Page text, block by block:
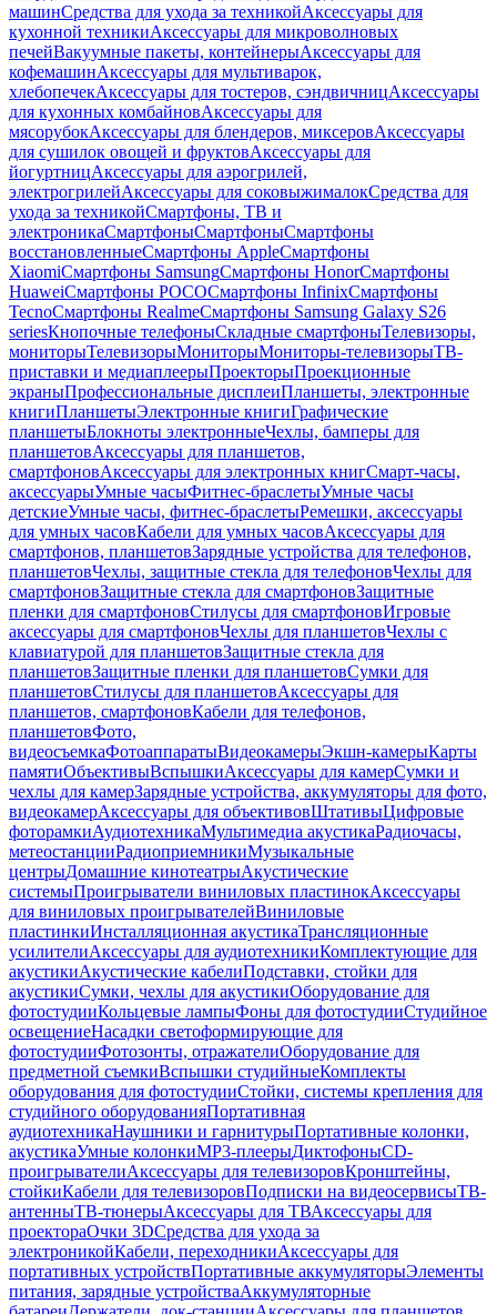
машинСредства для ухода за техникойАксессуары для
кухонной техникиАксессуары для микроволновых
печейВакуумные пакеты, контейнерыАксессуары для
кофемашинАксессуары для мультиварок,
хлебопечекАксессуары для тостеров, сэндвичницАксессуары
для кухонных комбайновАксессуары для
мясорубокАксессуары для блендеров, миксеровАксессуары
для сушилок овощей и фруктовАксессуары для
йогуртницАксессуары для аэрогрилей,
электрогрилейАксессуары для соковыжималокСредства для
ухода за техникойСмартфоны, ТВ и
электроникаСмартфоныСмартфоныСмартфоны
восстановленныеСмартфоны AppleСмартфоны
XiaomiСмартфоны SamsungСмартфоны HonorСмартфоны
HuaweiСмартфоны POCOСмартфоны InfinixСмартфоны
TecnoСмартфоны RealmeСмартфоны Samsung Galaxy S26
seriesКнопочные телефоныСкладные смартфоныТелевизоры,
мониторыТелевизорыМониторыМониторы-телевизорыТВ-
приставки и медиаплеерыПроекторыПроекционные
экраныПрофессиональные дисплеиПланшеты, электронные
книгиПланшетыЭлектронные книгиГрафические
планшетыБлокноты электронныеЧехлы, бамперы для
планшетовАксессуары для планшетов,
смартфоновАксессуары для электронных книгСмарт-часы,
аксессуарыУмные часыФитнес-браслетыУмные часы
детскиеУмные часы, фитнес-браслетыРемешки, аксессуары
для умных часовКабели для умных часовАксессуары для
смартфонов, планшетовЗарядные устройства для телефонов,
планшетовЧехлы, защитные стекла для телефоновЧехлы для
смартфоновЗащитные стекла для смартфоновЗащитные
пленки для смартфоновСтилусы для смартфоновИгровые
аксессуары для смартфоновЧехлы для планшетовЧехлы с
клавиатурой для планшетовЗащитные стекла для
планшетовЗащитные пленки для планшетовСумки для
планшетовСтилусы для планшетовАксессуары для
планшетов, смартфоновКабели для телефонов,
планшетовФото,
видеосъемкаФотоаппаратыВидеокамерыЭкшн-камерыКарты
памятиОбъективыВспышкиАксессуары для камерСумки и
чехлы для камерЗарядные устройства, аккумуляторы для фото,
видеокамерАксессуары для объективовШтативыЦифровые
фоторамкиАудиотехникаМультимедиа акустикаРадиочасы,
метеостанцииРадиоприемникиМузыкальные
центрыДомашние кинотеатрыАкустические
системыПроигрыватели виниловых пластинокАксессуары
для виниловых проигрывателейВиниловые
пластинкиИнсталляционная акустикаТрансляционные
усилителиАксессуары для аудиотехникиКомплектующие для
акустикиАкустические кабелиПодставки, стойки для
акустикиСумки, чехлы для акустикиОборудование для
фотостудииКольцевые лампыФоны для фотостудииСтудийное
освещениеНасадки светоформирующие для
фотостудииФотозонты, отражателиОборудование для
предметной съемкиВспышки студийныеКомплекты
оборудования для фотостудииСтойки, системы крепления для
студийного оборудованияПортативная
аудиотехникаНаушники и гарнитурыПортативные колонки,
акустикаУмные колонкиMP3-плеерыДиктофоныCD-
проигрывателиАксессуары для телевизоровКронштейны,
стойкиКабели для телевизоровПодписки на видеосервисыТВ-
антенныТВ-тюнерыАксессуары для ТВАксессуары для
проектораОчки 3DСредства для ухода за
электроникойКабели, переходникиАксессуары для
портативных устройствПортативные аккумуляторыЭлементы
питания, зарядные устройстваАккумуляторные